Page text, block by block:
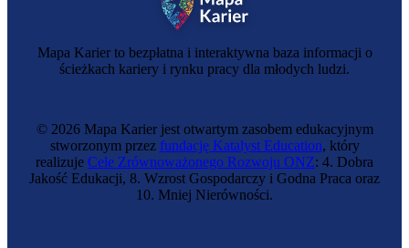
Zawód przyszłości
Projektant zintegrowanych systemów dachowych
Mapa Karier to bezpłatna i interaktywna baza informacji o
ścieżkach kariery i rynku pracy dla młodych ludzi.
© 2026 Mapa Karier jest otwartym zasobem edukacyjnym
stworzonym przez fundację Katalyst Education, który
realizuje Cele Zrównoważonego Rozwoju ONZ: 4. Dobra
Jakość Edukacji, 8. Wzrost Gospodarczy i Godna Praca oraz
10. Mniej Nierówności.